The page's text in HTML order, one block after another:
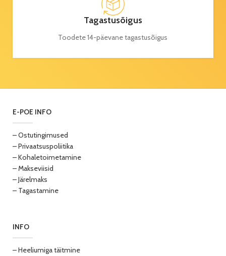
Tagastusõigus
Toodete 14-päevane tagastusõigus
E-POE INFO
– Ostutingimused
– Privaatsuspoliitika
– Kohaletoimetamine
– Makseviisid
– Järelmaks
– Tagastamine
INFO
– Heeliumiga täitmine